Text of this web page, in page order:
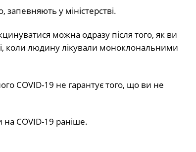
у міністерстві.
можна одразу після того, як ви
коли людину лікували моноклональними
COVID-19 не гарантує того, що ви не
на COVID-19 раніше.